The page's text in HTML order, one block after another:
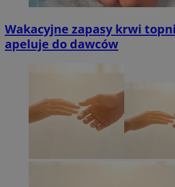
Wakacyjne zapasy krwi
apeluje do dawców